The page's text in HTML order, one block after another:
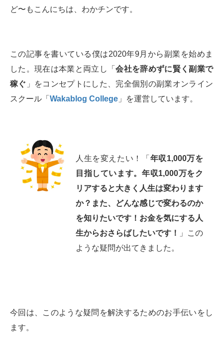
ど〜もこんにちは、わかチンです。
この記事を書いている僕は2020年9月から副業を始めま
した。現在は本業と両立し「会社を辞めずに賢く副業で
稼ぐ 」をコンセプトにした、完全個別の副業オンライン
スクール「 Wakablog College 」を運営しています。
人生を変えたい！「 年収1,000万を
目指しています。年収1,000万をク
リアすると大きく人生は変わります
か？また、どんな感じで変わるのか
を知りたいです！お金を気にする人
生からおさらばしたいです！
」この
ような疑問が出てきました。
今回は、このような疑問を解決するためのお手伝いをし
ます。